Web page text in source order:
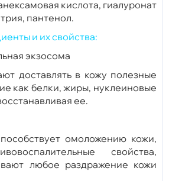
кислота, гиалуронат
пантенол.
и их свойства:
экзосома
доставлять в кожу полезные
как белки, жиры, нуклеиновые
ее.
омоложению кожи,
свойства,
любое раздражение кожи